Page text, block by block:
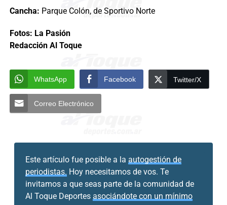
Cancha: Parque Colón, de Sportivo Norte
Fotos: La Pasión
Redacción Al Toque
WhatsApp Facebook Twitter/X
Correo Electrónico
Este artículo fue posible a la autogestión de
periodistas. Hoy necesitamos de vos. Te
invitamos a que seas parte de la comunidad de
Al Toque Deportes asociándote con un mínimo